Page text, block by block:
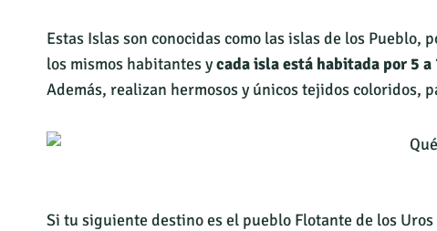
Estas Islas son conocidas como las islas de los Pueblo,
los mismos habitantes ycada isla está habitada por 5
Además, realizan hermosos y únicos tejidos coloridos,
Si tu siguiente destino es el pueblo Flotante de los